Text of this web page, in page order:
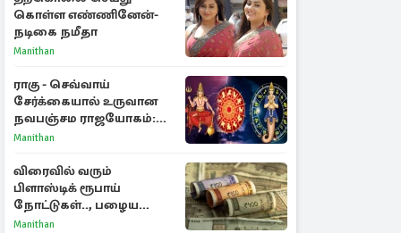
கொள்ள எண்ணினேன்-
நடிகை நமீதா
Manithan
ராகு - செவ்வாய்
சேர்க்கையால் உருவான
நவபஞ்சம ராஜயோகம்:
அதிர்ஷ்டம் பெறும் 3
Manithan
விரைவில் வரும்
பிளாஸ்டிக் ரூபாய்
நோட்டுகள்.., பழைய
காகித நோட்டுகள்
Manithan